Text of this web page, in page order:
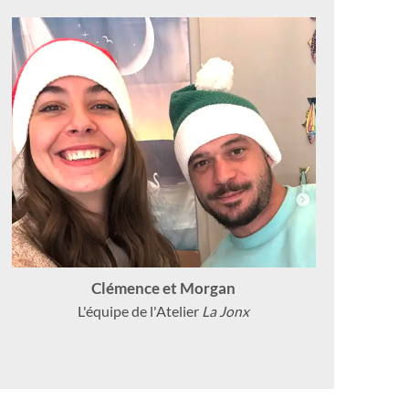
Clémence et Morgan
L'équipe de l'Atelier La Jonx